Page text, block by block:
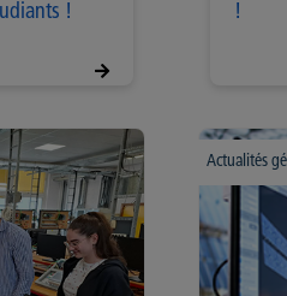
!
!
Actualités